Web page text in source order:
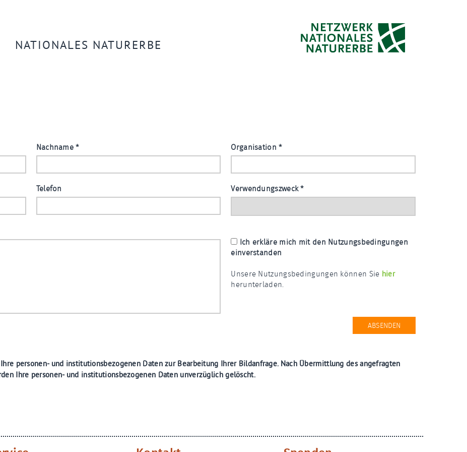
NATIONALES NATURERBE
Nachname* Organisation*
Telefon Verwendungszweck*
Ich erkläre mich mit den Nutzungsbedingungen
einverstanden
Unsere Nutzungsbedingungen können Sie hier
herunterladen.
ABSENDEN
personen- und institutionsbezogenen Daten zur Bearbeitung Ihrer Bildanfrage. Nach Übermittlung des angefragten
Ihre personen- und institutionsbezogenen Daten unverzüglich gelöscht.